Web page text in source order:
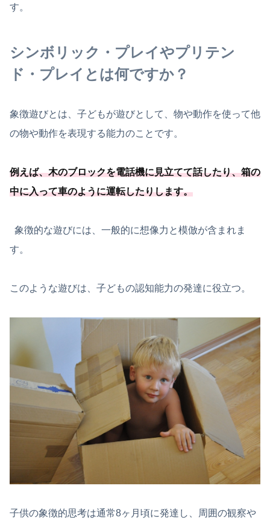
す。
シンボリック・プレイやプリテン
ド・プレイとは何ですか？
象徴遊びとは、子どもが遊びとして、物や動作を使って他
の物や動作を表現する能力のことです。
例えば、木のブロックを電話機に見立てて話したり、箱の
中に入って車のように運転したりします。
象徴的な遊びには、一般的に想像力と模倣が含まれま
す。
このような遊びは、子どもの認知能力の発達に役立つ。
子供の象徴的思考は通常8ヶ月頃に発達し、周囲の観察や